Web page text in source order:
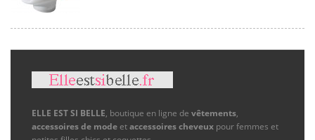
ELLE EST SI BELLE, boutique en ligne de vêtements,
accessoires de mode etaccessoires cheveux pour femmes et